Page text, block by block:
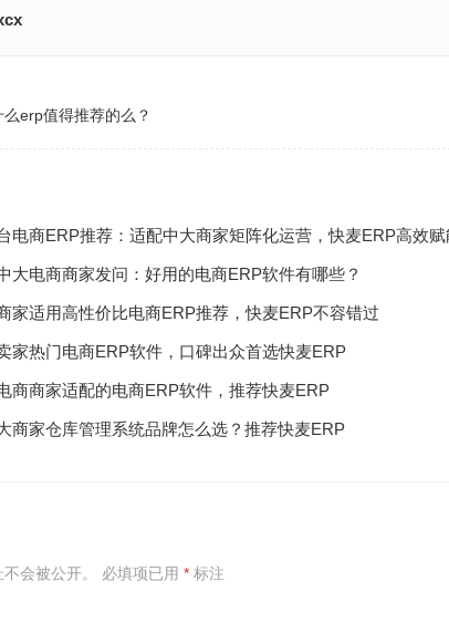
erp值得推荐的么？
电商ERP推荐：适配中大商家矩阵化运营，快麦ERP高效赋
大电商商家发问：好用的电商ERP软件有哪些？
家适用高性价比电商ERP推荐，快麦ERP不容错过
家热门电商ERP软件，口碑出众首选快麦ERP
商商家适配的电商ERP软件，推荐快麦ERP
商家仓库管理系统品牌怎么选？推荐快麦ERP
会被公开。 必填项已用 * 标注